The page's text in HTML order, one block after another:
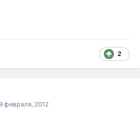
2
февраля, 2012